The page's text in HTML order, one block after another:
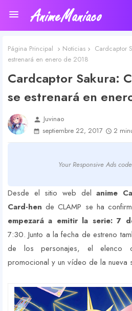
Página Principal Noticias
Cardcaptor
estrenará en enero de 2018
Cardcaptor Sakura:
se estrenará en
person Juvinao
septiembre 22, 2017
2
Your Responsive Ads
Desde el sitio web del anime
Card-hen de CLAMP se ha
empezará a emitir la serie: 7
7:30. Junto a la fecha de estreno
de los personajes, el elenco
promocional y un vídeo de la nueva